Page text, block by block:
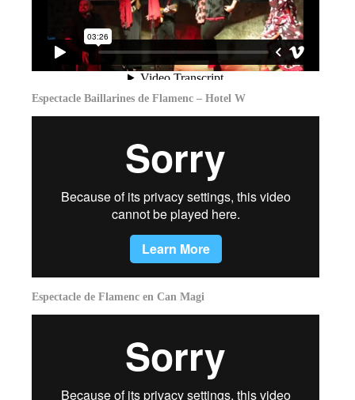
Espectacle Baillarines de Flamenc – Hotel W
Espectacle de Flamenc en Can Magi